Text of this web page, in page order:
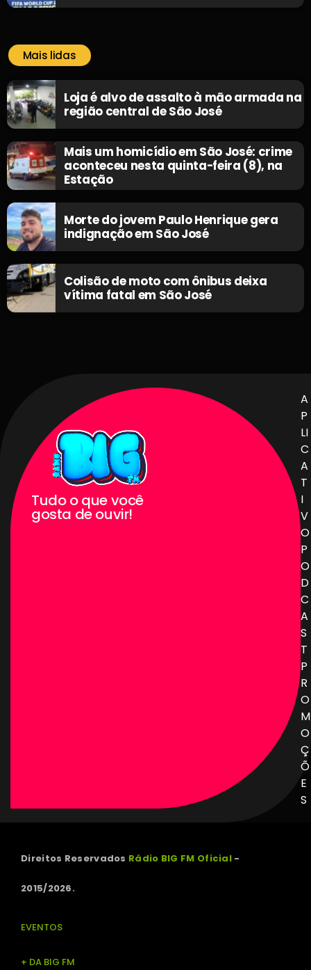
Mais lidas
Loja é alvo de assalto à mão armada na
região central de São José
Mais um homicídio em São José: crime
aconteceu nesta quinta-feira (8), na
Estação
Morte do jovem Paulo Henrique gera
indignação em São José
Colisão de moto com ônibus deixa
vítima fatal em São José
Tudo o que você
gosta de ouvir!
A
P
LI
C
A
T
I
V
O
P
O
D
C
A
S
T
P
R
O
M
O
Ç
Õ
E
S
Direitos Reservados Rádio BIG FM Oficial -
2015/2026.
EVENTOS
+ DA BIG FM